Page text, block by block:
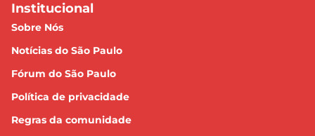
Institucional
Sobre Nós
Notícias do São Paulo
Fórum do São Paulo
Política de privacidade
Regras da comunidade